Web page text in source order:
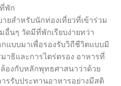
พัก
ยสำหรับนักท่องเที่ยวที่เข้าร่วม
อื่นๆ วัดมีที่พักเรียบง่ายทว่า
แบบมาเพื่อรองรับวิถีชีวิตแบบมิ
าธิและการไตร่ตรอง อาหารที่
องกับหลักพุทธศาสนาว่าด้วย
รรับประทานอาหารอย่างมีสติ